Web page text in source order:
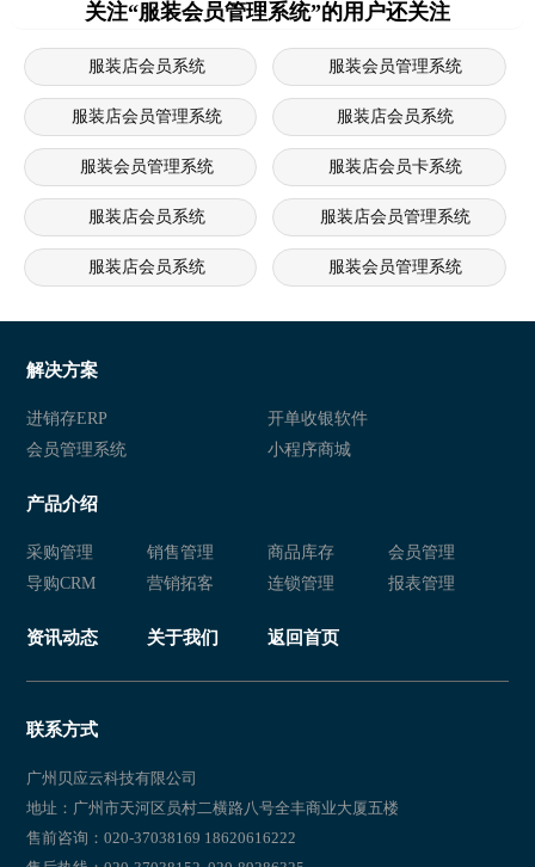
关注“服装会员管理系统”的用户还关注
服装店会员系统 服装会员管理系统
服装店会员管理系统 服装店会员系统
服装会员管理系统 服装店会员卡系统
服装店会员系统 服装店会员管理系统
服装店会员系统 服装会员管理系统
服装店会员管理软件
服装店会员管理系统 服装店会员卡系统
服装会员管理系统
服装会员管理系统
服装店会员充值卡系统
服装店会员系统 服装店会员管理软件系统
解决方案
进销存ERP
开单收银软件
会员管理系统
小程序商城
产品介绍
采购管理 销售管理 商品库存
会员管理
导购CRM
营销拓客 连锁管理 报表管理
资讯动态 关于我们 返回首页
联系方式
广州贝应云科技有限公司
地址：广州市天河区员村二横路八号全丰商业大厦五楼
售前咨询：020-37038169 18620616222